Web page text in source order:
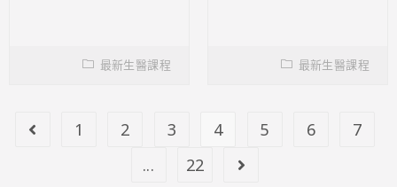
最新生醫課程 最新生醫課程
1 2 3 4 5 6
7
...
22